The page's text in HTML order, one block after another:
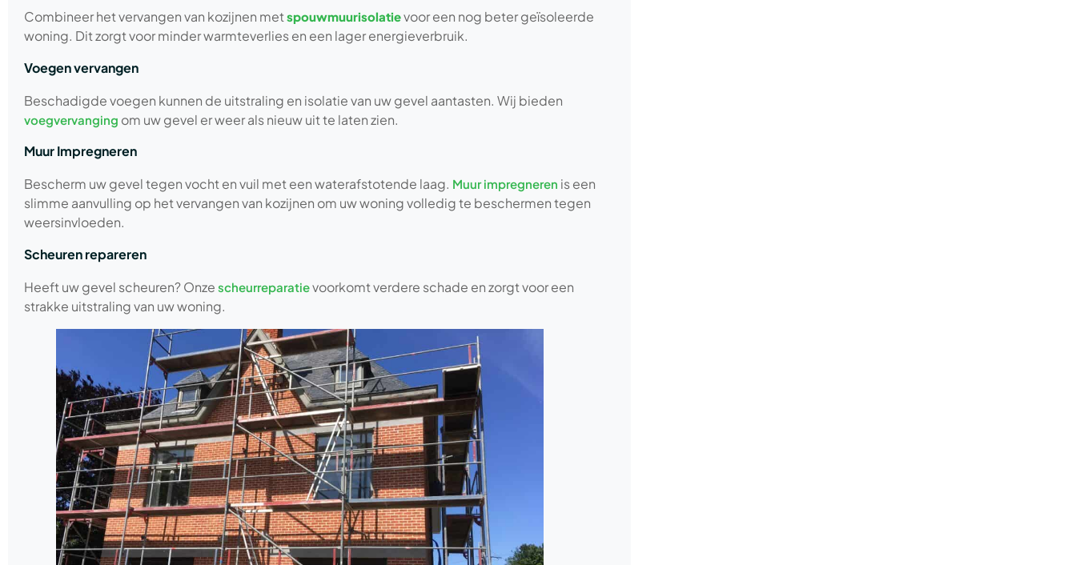
Combineer het vervangen van kozijnen metspouwmuurisolatievoor een nog beter geïsoleerde
woning. Dit zorgt voor minder warmteverlies en een lager energieverbruik.
Voegen vervangen
Beschadigde voegen kunnen de uitstraling en isolatie van uw gevel aantasten. Wij bieden
voegvervanging om uw gevel er weer als nieuw uit te laten zien.
Muur Impregneren
Bescherm uw gevel tegen vocht en vuil met een waterafstotende laag. Muur impregneren is een
slimme aanvulling op het vervangen van kozijnen om uw woning volledig te beschermen tegen
weersinvloeden.
Scheuren repareren
Heeft uw gevel scheuren? Onze scheurreparatievoorkomt verdere schade en zorgt voor een
strakke uitstraling van uw woning.